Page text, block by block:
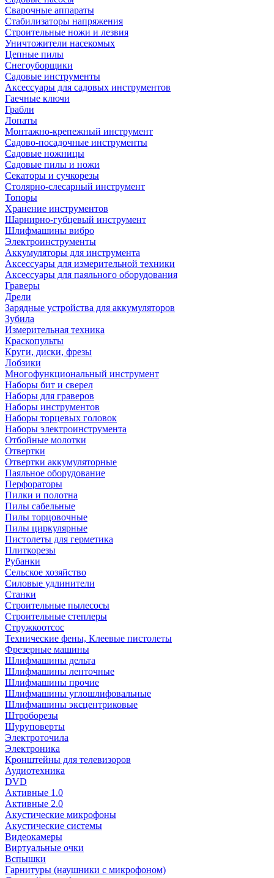
Сварочные аппараты
Стабилизаторы напряжения
Строительные ножи и лезвия
Уничтожители насекомых
Цепные пилы
Снегоуборщики
Садовые инструменты
Аксессуары для садовых инструментов
Гаечные ключи
Грабли
Лопаты
Монтажно-крепежный инструмент
Садово-посадочные инструменты
Садовые ножницы
Садовые пилы и ножи
Секаторы и сучкорезы
Столярно-слесарный инструмент
Топоры
Хранение инструментов
Шарнирно-губцевый инструмент
Шлифмашины вибро
Электроинструменты
Аккумуляторы для инструмента
Аксессуары для измерительной техники
Аксессуары для паяльного оборудования
Граверы
Дрели
Зарядные устройства для аккумуляторов
Зубила
Измерительная техника
Краскопульты
Круги, диски, фрезы
Лобзики
Многофункциональный инструмент
Наборы бит и сверел
Наборы для граверов
Наборы инструментов
Наборы торцевых головок
Наборы электроинструмента
Отбойные молотки
Отвертки
Отвертки аккумуляторные
Паяльное оборудование
Перфораторы
Пилки и полотна
Пилы сабельные
Пилы торцовочные
Пилы циркулярные
Пистолеты для герметика
Плиткорезы
Рубанки
Сельское хозяйство
Силовые удлинители
Станки
Строительные пылесосы
Строительные степлеры
Стружкоотсос
Технические фены, Клеевые пистолеты
Фрезерные машины
Шлифмашины дельта
Шлифмашины ленточные
Шлифмашины прочие
Шлифмашины углошлифовальные
Шлифмашины эксцентриковые
Штроборезы
Шуруповерты
Электроточила
Электроника
Кронштейны для телевизоров
Аудиотехника
DVD
Активные 1.0
Активные 2.0
Акустические микрофоны
Акустические системы
Видеокамеры
Виртуальные очки
Вспышки
Гарнитуры (наушники с микрофоном)